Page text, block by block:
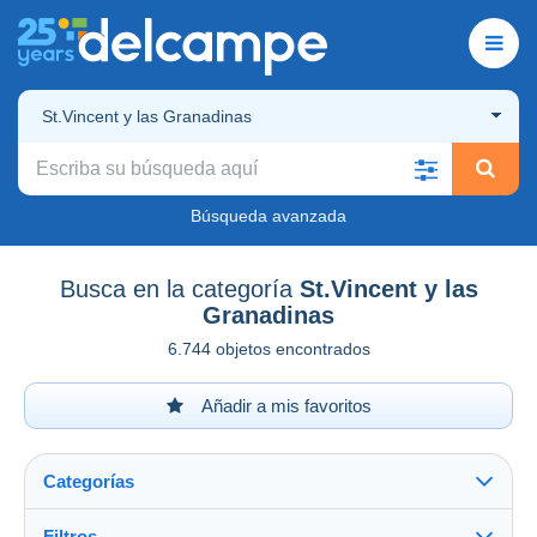
St.Vincent y las Granadinas
Búsqueda avanzada
Busca en la categoría St.Vincent y las
Granadinas
6.744 objetos encontrados
Añadir a mis favoritos
Categorías